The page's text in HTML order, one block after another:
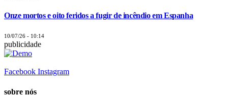
Onze mortos e oito feridos a fugir de incêndio em Espanha
10/07/26 - 10:14
publicidade
Facebook Instagram
sobre nós